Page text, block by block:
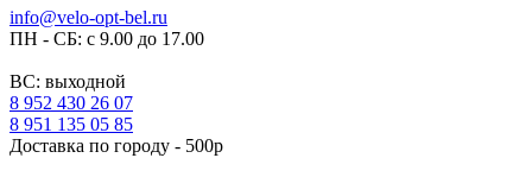
info@velo-opt-bel.ru
ПН - СБ: с 9.00 до 17.00
ВС: выходной
8 952 430 26 07
8 951 135 05 85
Доставка по городу - 500р